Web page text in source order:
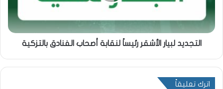
التجديد لبيار الأشقر رئيساً لنقابة أصحاب الفنادق بالتزكية
اترك تعليقاً